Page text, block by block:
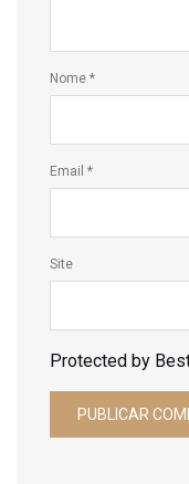
Nome *
Email *
Site
Protected by